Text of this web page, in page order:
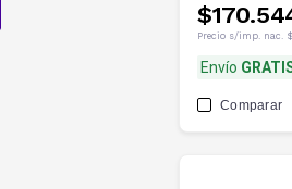
Precio s/imp. nac.
Envío
Comparar